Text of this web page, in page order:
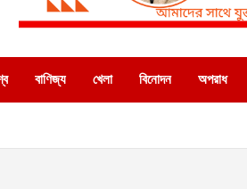
বাণিজ্য খেলা বিনোদন অপরাধ